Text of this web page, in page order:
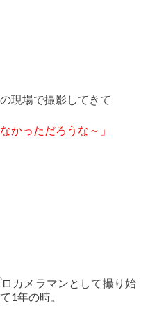
現場で撮影してきて
かっただろうな～」
カメラマンとして撮り始
1年の時。